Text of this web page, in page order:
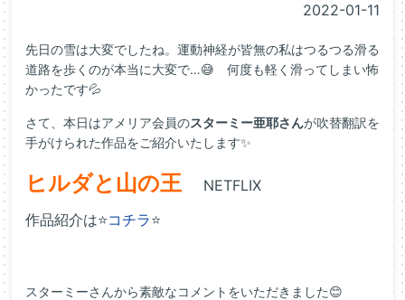
2022-01-11
先日の雪は大変でしたね。運動神経が皆無の私はつるつる滑る
道路を歩くのが本当に大変で…😅 何度も軽く滑ってしまい怖
かったです💦
さて、本日はアメリア会員のスターミー亜耶さんが吹替翻訳を
手がけられた作品をご紹介いたします✨
ヒルダと山の王
NETFLIX
作品紹介は⭐コチラ⭐
スターミーさんから素敵なコメントをいただきました😊